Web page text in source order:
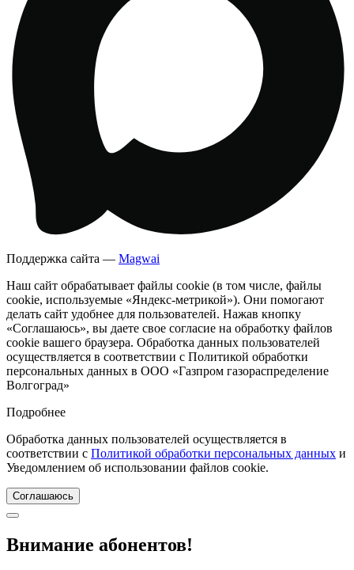
Поддержка сайта — Magwai
Наш сайт обрабатывает файлы cookie (в том числе, файлы
cookie, используемые «Яндекс-метрикой»). Они помогают
делать сайт удобнее для пользователей. Нажав кнопку
«Соглашаюсь», вы даете свое согласие на обработку файлов
cookie вашего браузера. Обработка данных пользователей
осуществляется в соответствии с Политикой обработки
персональных данных в ООО «Газпром газораспределение
Волгоград»
Подробнее
Обработка данных пользователей осуществляется в
соответствии с Политикой обработки персональных данных и
Уведомлением об использовании файлов cookie.
Соглашаюсь
Внимание абонентов!